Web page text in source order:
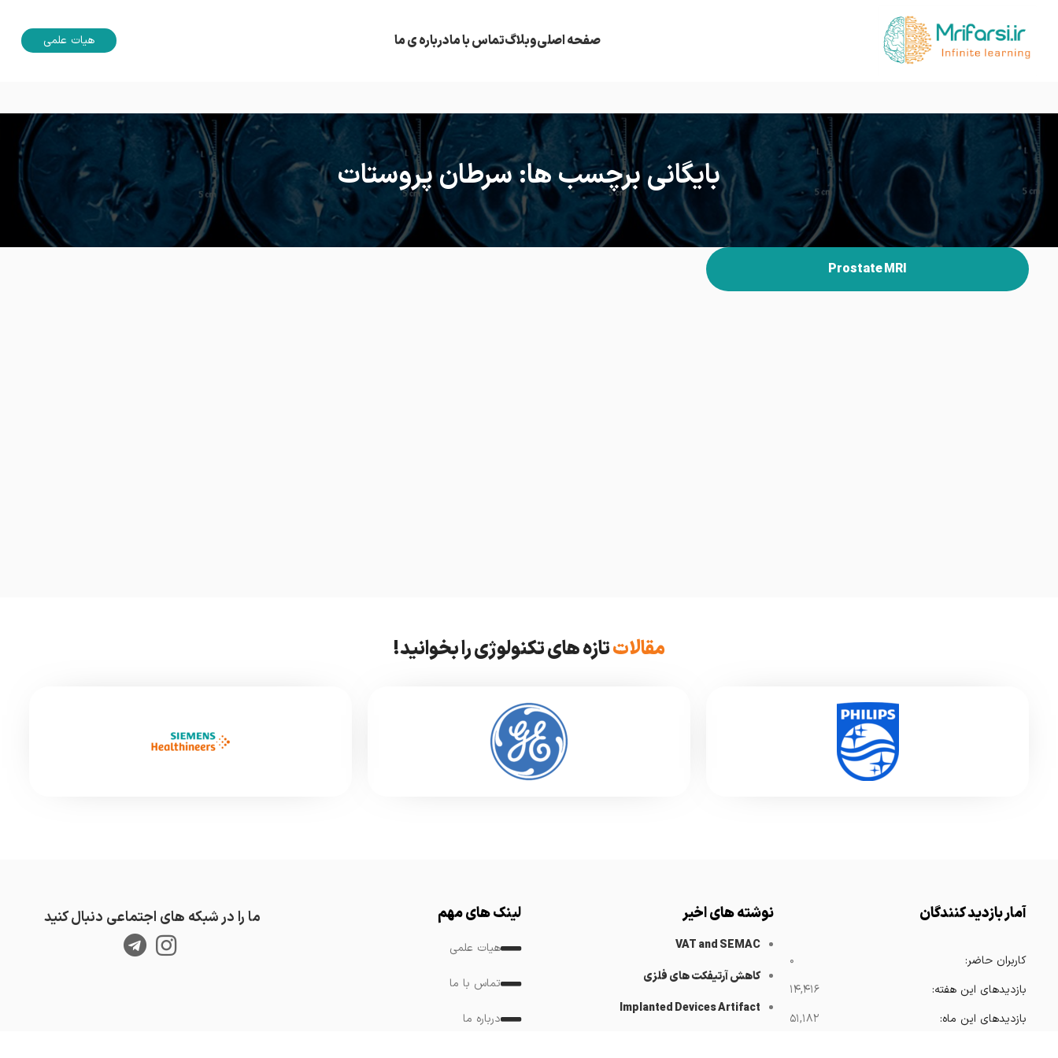
صفحه اصلیوبلاگتماس با مادرباره ی ما هیات علمی
بایگانی برچسب ها: سرطان پروستات
Prostate MRI
مقالاتتازه های تکنولوژی را بخوانید!
آمار بازدید کنندگان
کاربران حاضر:
۰
بازدیدهای این هفته:
۱۴,۴۱۶
بازدیدهای این ماه:
۵۱,۱۸۲
نوشته های اخیر
VAT and SEMAC
کاهش آرتیفکت های فلزی
Implanted Devices Artifact
لینک های مهم
هیات علمی
تماس با ما
درباره ما
ما را در شبکه های اجتماعی دنبال کنید